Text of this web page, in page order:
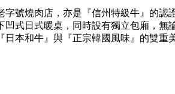
字號燒肉店，亦是『信州特級牛』的
式日式暖桌，同時設有獨立包廂，無
本和牛』與『正宗韓國風味』的雙重